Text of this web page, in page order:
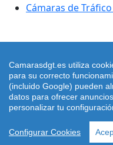
Cámaras de
Copyright © https://
de Cookies| Aviso
Camaras DGT
Camarasdgt.es utiliza
para su correcto
(incluido Google) pueden
datos para ofrecer
personalizar tu
Configurar Cookies